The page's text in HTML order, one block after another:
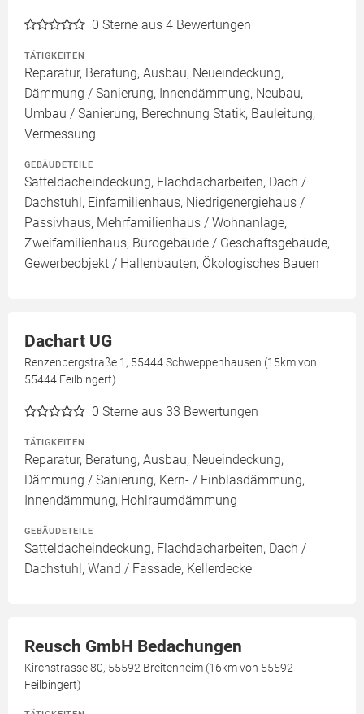
0 Sterne aus 4 Bewertungen
TÄTIGKEITEN
Reparatur, Beratung, Ausbau, Neueindeckung,
Dämmung / Sanierung, Innendämmung, Neubau,
Umbau / Sanierung, Berechnung Statik, Bauleitung,
Vermessung
GEBÄUDETEILE
Satteldacheindeckung, Flachdacharbeiten, Dach /
Dachstuhl, Einfamilienhaus, Niedrigenergiehaus /
Passivhaus, Mehrfamilienhaus / Wohnanlage,
Zweifamilienhaus, Bürogebäude / Geschäftsgebäude,
Gewerbeobjekt / Hallenbauten, Ökologisches Bauen
Dachart UG
Renzenbergstraße 1, 55444 Schweppenhausen (15km von
55444 Feilbingert)
0 Sterne aus 33 Bewertungen
TÄTIGKEITEN
Reparatur, Beratung, Ausbau, Neueindeckung,
Dämmung / Sanierung, Kern- / Einblasdämmung,
Innendämmung, Hohlraumdämmung
GEBÄUDETEILE
Satteldacheindeckung, Flachdacharbeiten, Dach /
Dachstuhl, Wand / Fassade, Kellerdecke
Reusch GmbH Bedachungen
Kirchstrasse 80, 55592 Breitenheim (16km von 55592
Feilbingert)